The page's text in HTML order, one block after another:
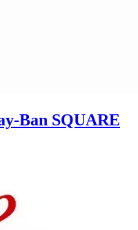
Ban SQUARE